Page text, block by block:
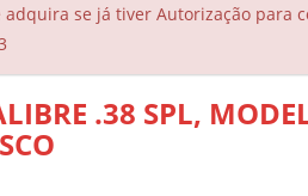
se já tiver Autorização para
.38 SPL,